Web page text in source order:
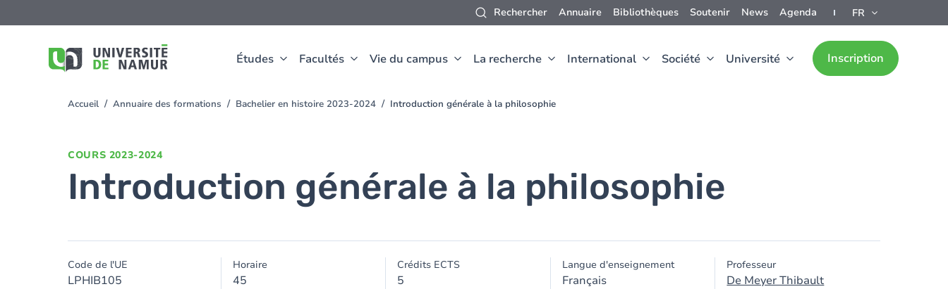
Rechercher Annuaire Bibliothèques Soutenir News Agenda FR
Études Facultés Vie du campus La recherche International Société Université Inscription
au
You
Accueil Annuaire des formations Bachelier en histoire 2023-2024 Introduction générale à la philosophie
COURS 2023-2024
Introduction générale à la philosophie
Code de l'UE
LPHIB105
Horaire
45
Crédits ECTS
5
Langue d'enseignement
Français
Professeur
De Meyer Thibault